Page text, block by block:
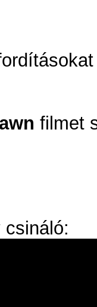
filmet
csináló: